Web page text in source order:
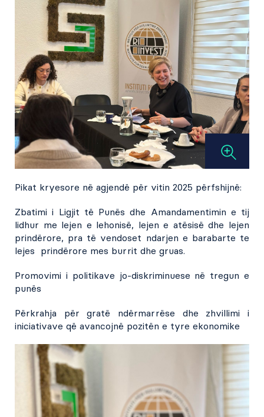
Pikat kryesore në agjendë për vitin 2025 përfshijnë:
Zbatimi i Ligjit të Punësdhe Amandamentimin e tij
lidhur me lejen e lehonisë, lejen e atësisë dhe lejen
prindërore, pra të vendoset ndarjen e barabarte te
lejes prindërore mes burrit dhe gruas.
Promovimi i politikave jo-diskriminuese në tregun e
punës
Përkrahja për gratë ndërmarrëse dhe zhvillimi i
iniciativave që avancojnë pozitën e tyre ekonomike